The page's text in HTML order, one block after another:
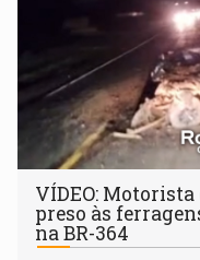
VÍDEO:
preso às
na BR-364